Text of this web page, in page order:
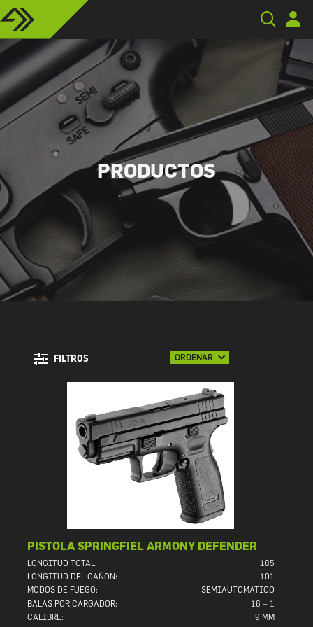
PRODUCTOS
FILTROS ORDENAR
PISTOLA SPRINGFIEL ARMONY DEFENDER
LONGITUD TOTAL:
185
LONGITUD DEL CAÑON:
101
MODOS DE FUEGO:
SEMIAUTOMATICO
BALAS POR CARGADOR:
16 + 1
CALIBRE:
9 MM